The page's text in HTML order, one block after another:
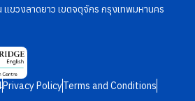
ขวงลาดยาว เขตจตุจักร กรุงเทพมหานคร
Privacy PolicyTerms and Conditions